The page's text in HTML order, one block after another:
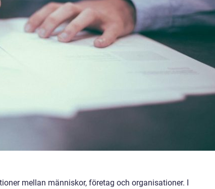
mellan människor, företag och organisationer. I